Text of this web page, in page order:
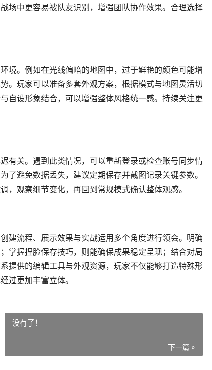
场中更容易被队友识别，增强团队协作效果。合理选择
境。例如在光线偏暗的地图中，过于鲜艳的颜色可能增
。玩家可以准备多套外观方案，根据模式与地图灵活切
自设形象结合，可以增强整体风格统一感。持续关注更
有关。遇到此类情况，可以重新登录或检查账号同步情
避免数据丢失，建议定期保存并截图记录关键参数。
，观察细节变化，再回到常规模式确认整体观感。
建流程、展示效果与实战运用多个角度进行领会。明确
掌握捏脸保存技巧，则能确保成果稳定呈现；结合对局
提供的编辑工具与外观资源，玩家不仅能够打造特殊形
过更加丰富立体。
没有了！
下一篇 »